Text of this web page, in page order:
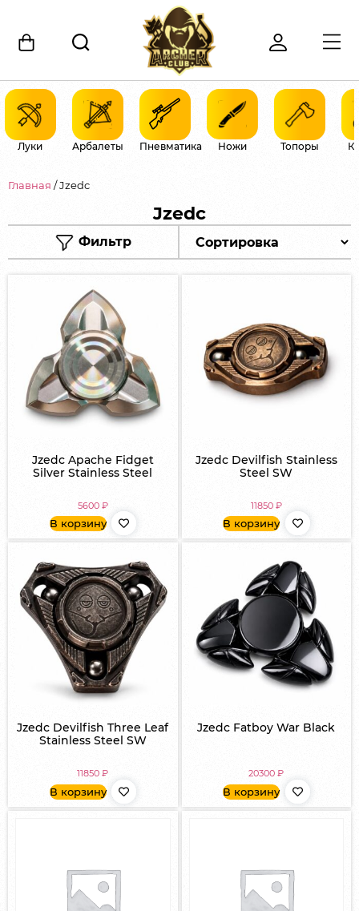
Луки Арбалеты Пневматика Ножи Топоры
Главная / Jzedc
Jzedc
Фильтр
Jzedc Apache Fidget
Silver Stainless Steel
5600 ₽
В корзину
Jzedc Devilfish Stainless
Steel SW
11850 ₽
В корзину
Jzedc Devilfish Three Leaf
Stainless Steel SW
11850₽
В корзину
Jzedc Fatboy War Black
20300₽
В корзину